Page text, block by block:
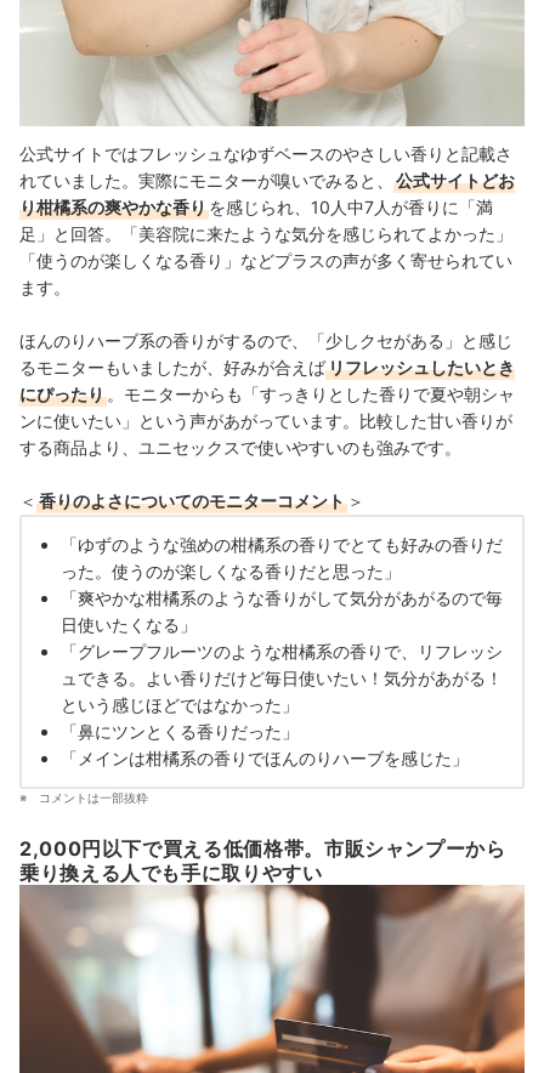
公式サイトではフレッシュなゆずベースのやさしい香りと記載さ
れていました。実際にモニターが嗅いでみると、
公式サイトどお
り柑橘系の爽やかな香りを感じられ、10人中7人が香りに「満
足」と回答。「美容院に来たような気分を感じられてよかった」
「使うのが楽しくなる香り」などプラスの声が多く寄せられてい
ます。
ほんのりハーブ系の香りがするので、「少しクセがある」と感じ
るモニターもいましたが、好みが合えばリフレッシュしたいとき
にぴったり 。モニターからも「すっきりとした香りで夏や朝シャ
ンに使いたい」という声があがっています。比較した甘い香りが
する商品より、ユニセックスで使いやすいのも強みです。
＜ 香りのよさについてのモニターコメント ＞
「ゆずのような強めの柑橘系の香りでとても好みの香りだ
った。使うのが楽しくなる香りだと思った」
「爽やかな柑橘系のような香りがして気分があがるので毎
日使いたくなる」
「グレープフルーツのような柑橘系の香りで、リフレッシ
ュできる。よい香りだけど毎日使いたい！気分があがる！
という感じほどではなかった」
「鼻にツンとくる香りだった」
「メインは柑橘系の香りでほんのりハーブを感じた」
コメントは一部抜粋
2,000円以下で買える低価格帯。市販シャンプーから
乗り換える人でも手に取りやすい